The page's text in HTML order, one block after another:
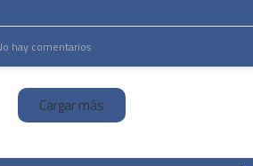
hay comentarios
Cargar más